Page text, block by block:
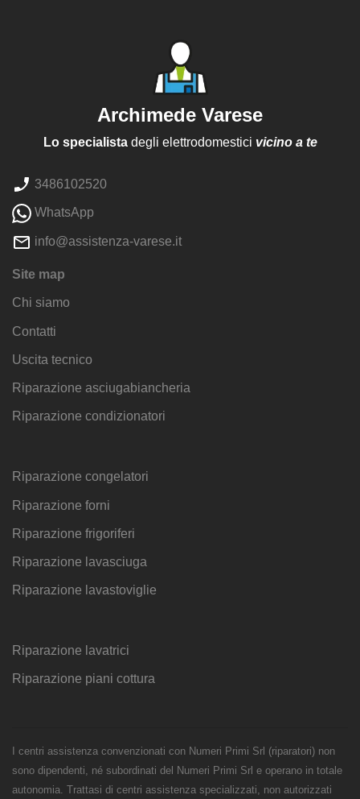
Archimede Varese
Lo specialistadegli elettrodomestici vicino a te
3486102520
WhatsApp
info@assistenza-varese.it
Site map
Chi siamo
Contatti
Uscita tecnico
Riparazione asciugabiancheria
Riparazione condizionatori
Riparazione congelatori
Riparazione forni
Riparazione frigoriferi
Riparazione lavasciuga
Riparazione lavastoviglie
Riparazione lavatrici
Riparazione piani cottura
I centri assistenza convenzionati con Numeri Primi Srl (riparatori) non
sono dipendenti, né subordinati del Numeri Primi Srl e operano in totale
autonomia. Trattasi di centri assistenza specializzati, non autorizzati